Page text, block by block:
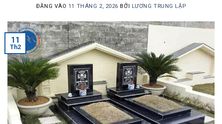
ĐĂNG VÀO 11 THÁNG 2, 2026 BỞI LƯƠNG TRUNG LẬP
11
Th2